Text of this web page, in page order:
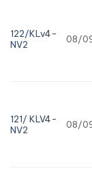
122/KLv4-
NV2
08/
121/ KLV4-
NV2
08/